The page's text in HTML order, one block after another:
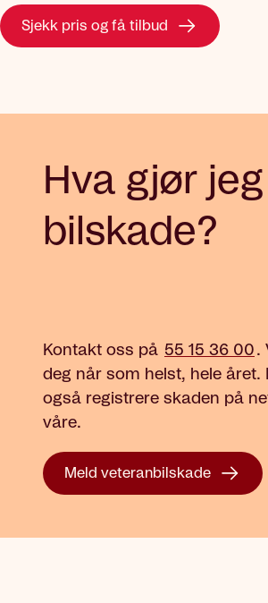
Sjekk pris og få tilbud
Hva gjør
bilskade?
Kontakt oss på 55 15 36 00 .
deg når som helst, hele året.
også registrere skaden på
våre.
Meld veteranbilskade